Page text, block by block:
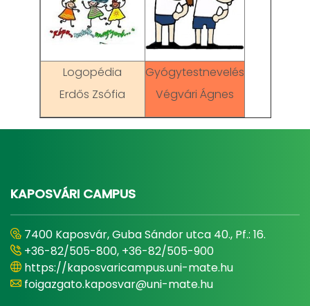
Logopédia
Erdős Zsófia
Gyógytestnevelés
Végvári Ágnes
KAPOSVÁRI CAMPUS
7400 Kaposvár, Guba Sándor utca 40., Pf.: 16.
+36-82/505-800, +36-82/505-900
https://kaposvaricampus.uni-mate.hu
foigazgato.kaposvar@uni-mate.hu